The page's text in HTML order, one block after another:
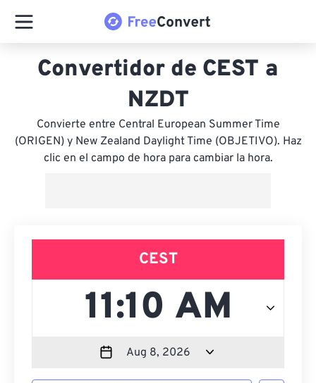
Convertidor de CEST a
NZDT
Convierte entre Central European Summer Time
(ORIGEN) y New Zealand Daylight Time (OBJETIVO). Haz
clic en el campo de hora para cambiar la hora.
CEST